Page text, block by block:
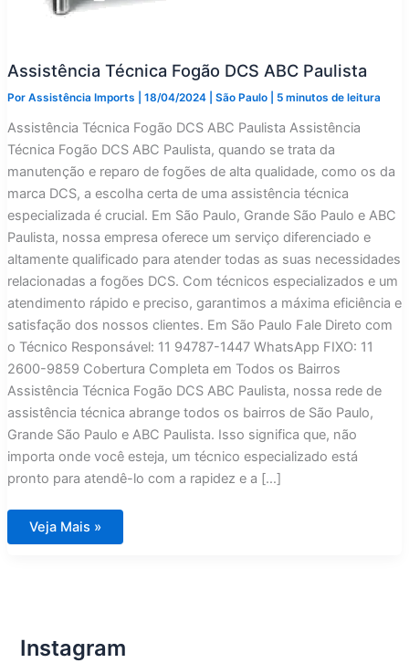
Assistência Técnica Fogão DCS ABC Paulista
Por Assistência Imports 18/04/2024 São Paulo| 5 minutos de leitura
Assistência Técnica Fogão DCS ABC Paulista Assistência
Técnica Fogão DCS ABC Paulista, quando se trata da
manutenção e reparo de fogões de alta qualidade, como os da
marca DCS, a escolha certa de uma assistência técnica
especializada é crucial. Em São Paulo, Grande São Paulo e ABC
Paulista, nossa empresa oferece um serviço diferenciado e
altamente qualificado para atender todas as suas necessidades
relacionadas a fogões DCS. Com técnicos especializados e um
atendimento rápido e preciso, garantimos a máxima eficiência e
satisfação dos nossos clientes. Em São Paulo Fale Direto com
o Técnico Responsável: 11 94787-1447 WhatsApp FIXO: 11
2600-9859 Cobertura Completa em Todos os Bairros
Assistência Técnica Fogão DCS ABC Paulista, nossa rede de
assistência técnica abrange todos os bairros de São Paulo,
Grande São Paulo e ABC Paulista. Isso significa que, não
importa onde você esteja, um técnico especializado está
pronto para atendê-lo com a rapidez e a […]
Assistência
Técnica
Veja Mais »
Instagram